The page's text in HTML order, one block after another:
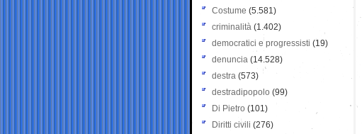
Costume (5.581)
criminalità (1.402)
democratici e progressisti (19)
denuncia (14.528)
destra (573)
destradipopolo (99)
Di Pietro (101)
Diritti civili (276)